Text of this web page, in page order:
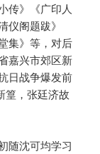
传》《广印人
仪阁题跋》
集》等，对后
嘉兴市郊区新
日战争爆发前
篁，张廷济故
随沈可均学习